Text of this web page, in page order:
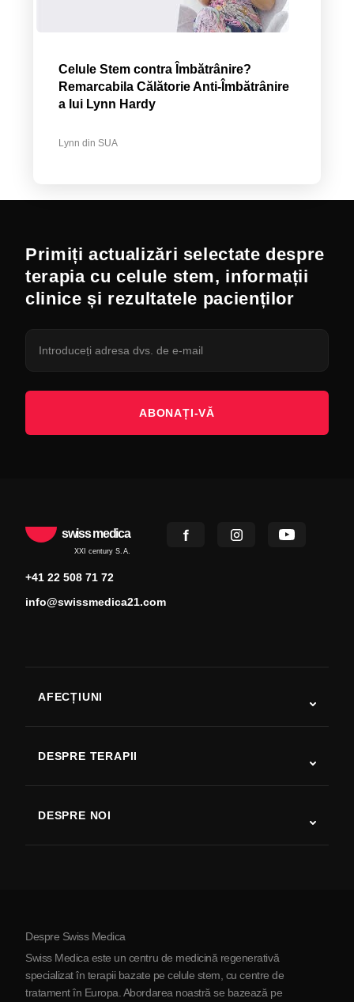
Celule Stem contra Îmbătrânire?
Remarcabila Călătorie Anti-Îmbătrânire
a lui Lynn Hardy
Lynn din SUA
Primiți actualizări selectate despre
terapia cu celule stem, informații
clinice și rezultatele pacienților
ABONAȚI-VĂ
swiss medica
XXI century S.A.
+41 22 508 71 72
info@swissmedica21.com
AFECȚIUNI
Boala Parkinson
Artrită
DESPRE TERAPII
DESPRE NOI
Despre Serbia
Parteneriat
Despre Swiss Medica
Swiss Medica este un centru de medicină regenerativă
specializat în terapii bazate pe celule stem, cu centre de
tratament în Europa. Abordarea noastră se bazează pe